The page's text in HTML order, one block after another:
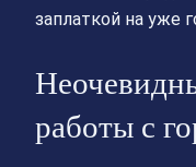
заплаткой на уже
работы с